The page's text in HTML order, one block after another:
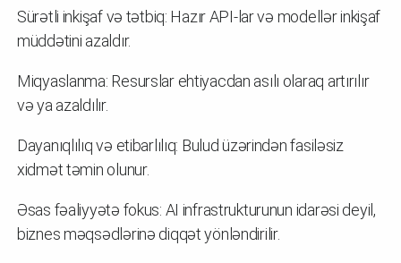
Sürətli inkişaf və tətbiq: Hazır API-lar və modellər inkişaf
müddətini azaldır.
Miqyaslanma: Resurslar ehtiyacdan asılı olaraq artırılır
və ya azaldılır.
Dayanıqlılıq və etibarlılıq: Bulud üzərindən fasiləsiz
xidmət təmin olunur.
Əsas fəaliyyətə fokus: AI infrastrukturunun idarəsi deyil,
biznes məqsədlərinə diqqət yönləndirilir.